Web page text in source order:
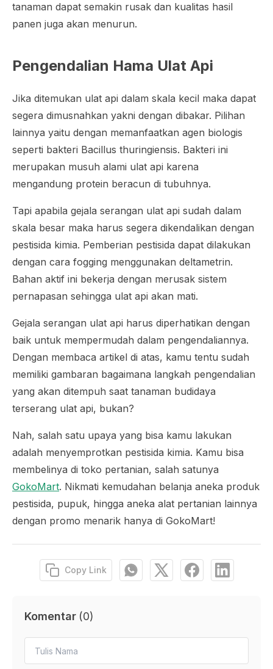
tanaman dapat semakin rusak dan kualitas hasil
panen juga akan menurun.
Pengendalian Hama Ulat Api
Jika ditemukan ulat api dalam skala kecil maka dapat
segera dimusnahkan yakni dengan dibakar. Pilihan
lainnya yaitu dengan memanfaatkan agen biologis
seperti bakteri Bacillus thuringiensis. Bakteri ini
merupakan musuh alami ulat api karena
mengandung protein beracun di tubuhnya.
Tapi apabila gejala serangan ulat api sudah dalam
skala besar maka harus segera dikendalikan dengan
pestisida kimia. Pemberian pestisida dapat dilakukan
dengan cara fogging menggunakan deltametrin.
Bahan aktif ini bekerja dengan merusak sistem
pernapasan sehingga ulat api akan mati.
Gejala serangan ulat api harus diperhatikan dengan
baik untuk mempermudah dalam pengendaliannya.
Dengan membaca artikel di atas, kamu tentu sudah
memiliki gambaran bagaimana langkah pengendalian
yang akan ditempuh saat tanaman budidaya
terserang ulat api, bukan?
Nah, salah satu upaya yang bisa kamu lakukan
adalah menyemprotkan pestisida kimia. Kamu bisa
membelinya di toko pertanian, salah satunya
GokoMart. Nikmati kemudahan belanja aneka produk
pestisida, pupuk, hingga aneka alat pertanian lainnya
dengan promo menarik hanya di GokoMart!
Copy Link
Komentar (0)